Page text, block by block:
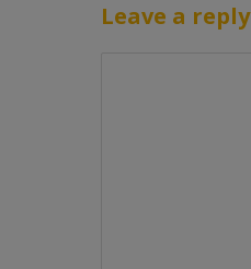
Leave a reply